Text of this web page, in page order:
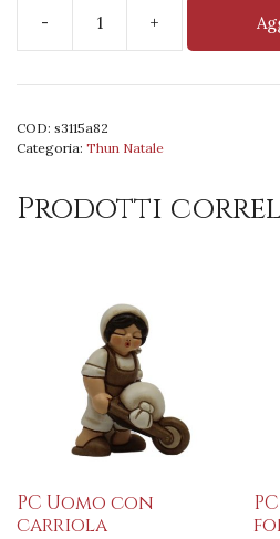
-
Soldato
con
+
COD: s3115a82
Categoria: Thun Natale
Prodotti
PC Uomo con
carriola